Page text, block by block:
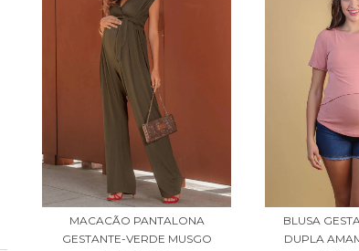
MACACÃO PANTALONA
GESTANTE-VERDE MUSGO
BLUSA
DUPLA